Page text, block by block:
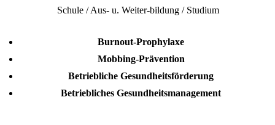
Schule / Aus- u. Weiter-bildung / Studium
Burnout-Prophylaxe
Mobbing-Prävention
Betriebliche Gesundheitsförderung
Betriebliches Gesundheitsmanagement